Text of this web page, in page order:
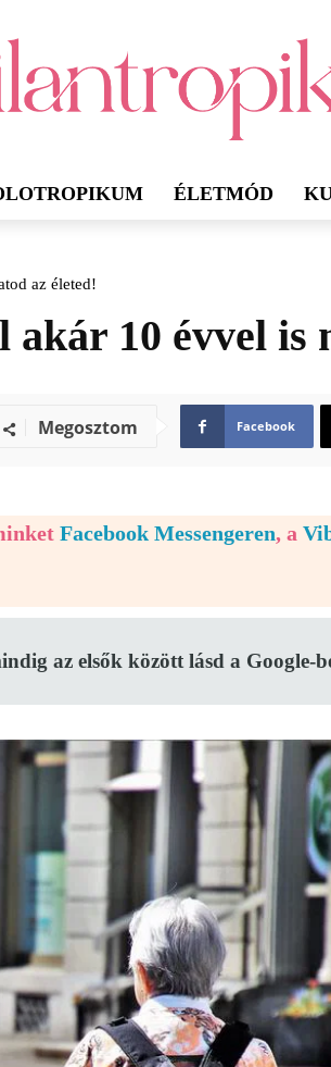
ÉLETMÓD
az életed!
10 évvel is
Megosztom Facebook
Facebook Messengeren, a
az elsők között lásd a Google-